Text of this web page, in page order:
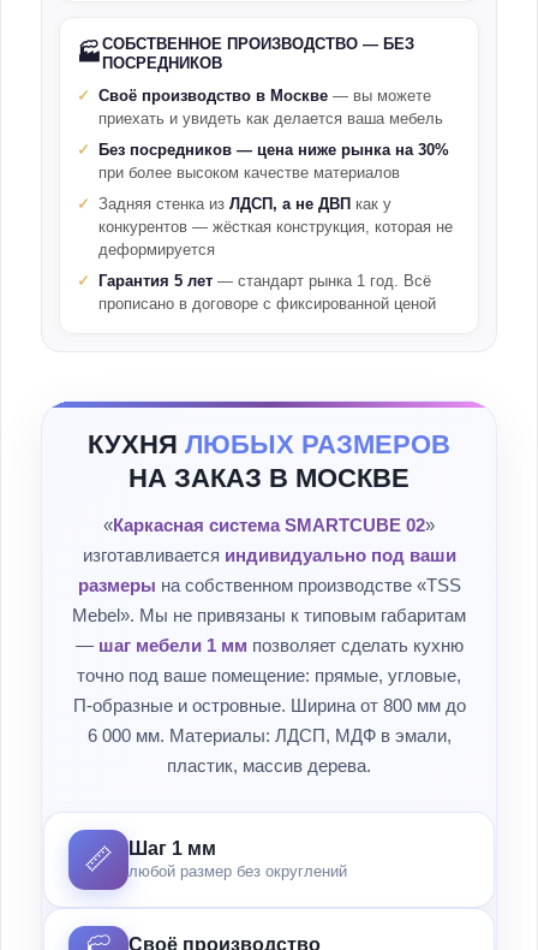
🏭СОБСТВЕННОЕ ПРОИЗВОДСТВО — БЕЗ
ПОСРЕДНИКОВ
Своё производство в Москве — вы можете
приехать и увидеть как делается ваша мебель
Без посредников — цена ниже рынка на 30%
при более высоком качестве материалов
Задняя стенка из ЛДСП, а не ДВП как у
конкурентов — жёсткая конструкция, которая не
деформируется
Гарантия 5 лет — стандарт рынка 1 год. Всё
прописано в договоре с фиксированной ценой
КУХНЯ ЛЮБЫХ РАЗМЕРОВ
НА ЗАКАЗ В МОСКВЕ
«Каркасная система SMARTCUBE 02»
изготавливается индивидуально под ваши
размеры на собственном производстве «TSS
Mebel». Мы не привязаны к типовым габаритам
— шаг мебели 1 мм позволяет сделать кухню
точно под ваше помещение: прямые, угловые,
П-образные и островные. Ширина от 800 мм до
6 000 мм. Материалы: ЛДСП, МДФ в эмали,
пластик, массив дерева.
📏 Шаг 1 мм
любой размер без округлений
Своё производство